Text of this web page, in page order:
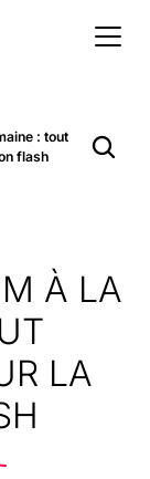
: tout
flash
À LA
LA